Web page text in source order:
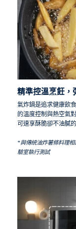
精準控溫烹飪，
氣炸鍋是追求健康飲
的溫度控制與熱空氣
可速享酥脆卻不油膩
*與傳統油炸薯條料理
驗室執行測試